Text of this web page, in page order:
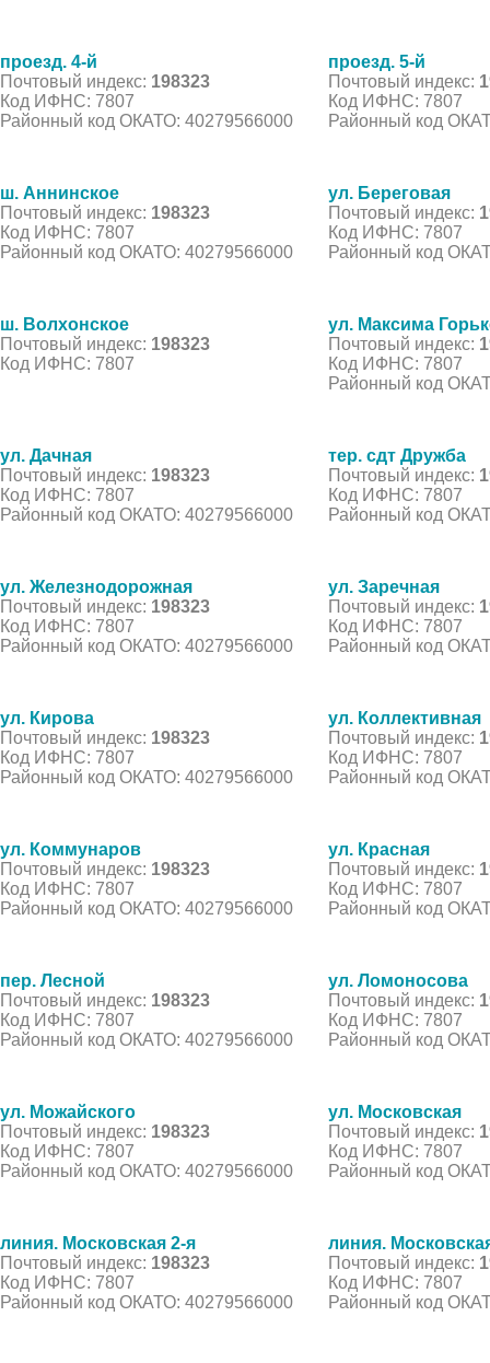
проезд. 4-й
Почтовый индекс: 198323
Код ИФНС: 7807
Районный код ОКАТО: 40279566000
проезд. 5-й
Почтовый индекс:
Код ИФНС: 7807
Районный код
ш. Аннинское
Почтовый индекс: 198323
Код ИФНС: 7807
Районный код ОКАТО: 40279566000
ул. Береговая
Почтовый индекс:
Код ИФНС: 7807
Районный код
ш. Волхонское
Почтовый индекс: 198323
Код ИФНС: 7807
ул. Максима
Почтовый индекс:
Код ИФНС: 7807
Районный код
ул. Дачная
Почтовый индекс: 198323
Код ИФНС: 7807
Районный код ОКАТО: 40279566000
тер. сдт Дружба
Почтовый индекс:
Код ИФНС: 7807
Районный код
ул. Железнодорожная
Почтовый индекс: 198323
Код ИФНС: 7807
Районный код ОКАТО: 40279566000
ул. Заречная
Почтовый индекс:
Код ИФНС: 7807
Районный код
ул. Кирова
Почтовый индекс: 198323
Код ИФНС: 7807
Районный код ОКАТО: 40279566000
ул. Коллективная
Почтовый индекс:
Код ИФНС: 7807
Районный код
ул. Коммунаров
Почтовый индекс: 198323
Код ИФНС: 7807
Районный код ОКАТО: 40279566000
ул. Красная
Почтовый индекс:
Код ИФНС: 7807
Районный код
пер. Лесной
Почтовый индекс: 198323
Код ИФНС: 7807
Районный код ОКАТО: 40279566000
ул. Ломоносова
Почтовый индекс:
Код ИФНС: 7807
Районный код
ул. Можайского
Почтовый индекс: 198323
Код ИФНС: 7807
Районный код ОКАТО: 40279566000
ул. Московская
Почтовый индекс:
Код ИФНС: 7807
Районный код
линия. Московская 2-я
Почтовый индекс: 198323
Код ИФНС: 7807
Районный код ОКАТО: 40279566000
линия.
Почтовый индекс:
Код ИФНС: 7807
Районный код